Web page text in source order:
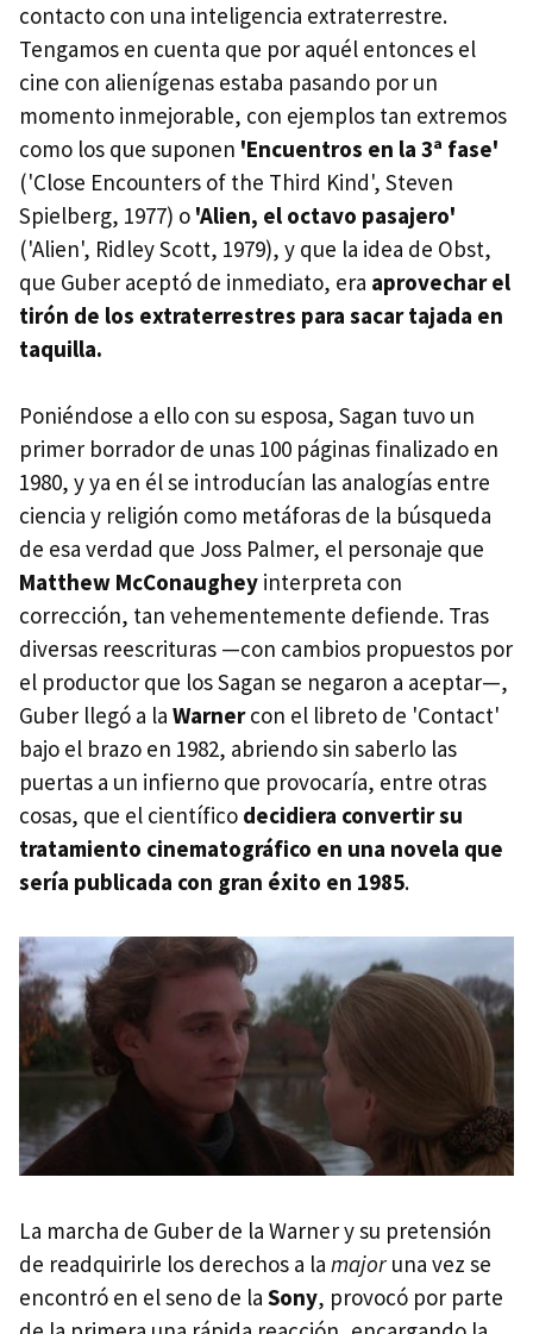
contacto con una inteligencia extraterrestre.
Tengamos en cuenta que por aquél entonces el
cine con alienígenas estaba pasando por un
momento inmejorable, con ejemplos tan extremos
como los que suponen 'Encuentros en la 3ª fase'
('Close Encounters of the Third Kind', Steven
Spielberg, 1977) o 'Alien, el octavo pasajero'
('Alien', Ridley Scott, 1979), y que la idea de Obst,
que Guber aceptó de inmediato, era aprovechar el
tirón de los extraterrestres para sacar tajada en
taquilla.
Poniéndose a ello con su esposa, Sagan tuvo un
primer borrador de unas 100 páginas finalizado en
1980, y ya en él se introducían las analogías entre
ciencia y religión como metáforas de la búsqueda
de esa verdad que Joss Palmer, el personaje que
Matthew McConaughey interpreta con
corrección, tan vehementemente defiende. Tras
diversas reescrituras —con cambios propuestos por
el productor que los Sagan se negaron a aceptar—,
Guber llegó a la Warnercon el libreto de 'Contact'
bajo el brazo en 1982, abriendo sin saberlo las
puertas a un infierno que provocaría, entre otras
cosas, que el científico decidiera convertir su
tratamiento cinematográfico en una novela que
sería publicada con gran éxito en 1985.
La marcha de Guber de la Warner y su pretensión
de readquirirle los derechos a la major una vez se
encontró en el seno de la Sony, provocó por parte